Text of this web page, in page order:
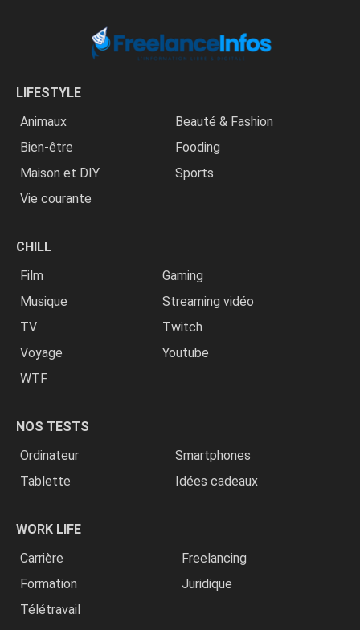
LIFESTYLE
Animaux
Beauté & Fashion
Bien-être
Fooding
Maison et DIY
Sports
Vie courante
CHILL
Film
Gaming
Musique
Streaming vidéo
TV
Twitch
Voyage
Youtube
WTF
NOS TESTS
Ordinateur
Smartphones
Tablette
Idées cadeaux
WORK LIFE
Carrière
Freelancing
Formation
Juridique
Télétravail